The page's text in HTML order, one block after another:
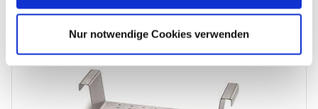
Nur notwendige Cookies verwenden
Zubehör überspringen